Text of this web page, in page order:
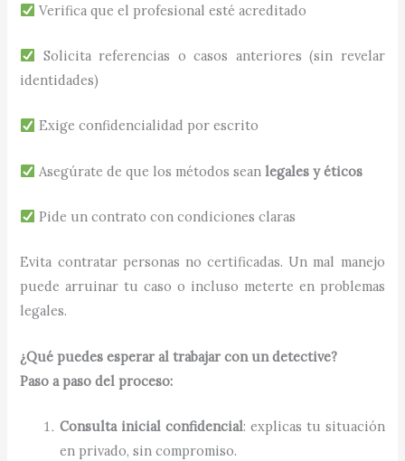
Verifica que el profesional esté acreditado
Solicita referencias o casos anteriores (sin revelar
identidades)
Exige confidencialidad por escrito
Asegúrate de que los métodos seanlegales y éticos
Pide un contrato con condiciones claras
Evita contratar personas no certificadas. Un mal manejo
puede arruinar tu caso o incluso meterte en problemas
legales.
¿Qué puedes esperar al trabajar con un detective?
Paso a paso del proceso:
Consulta inicial confidencial: explicas tu situación
en privado, sin compromiso.